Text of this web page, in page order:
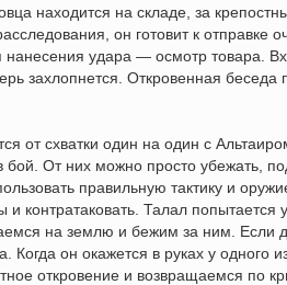
находится на складе, за
он готовит к отправке
удара — осмотр товара.
захлопнется. Откровенная беседа
от схватки один на один с
бой. От них можно просто убежать,
правильную тактику и
и контратаковать. Талал попытается
на землю и бежим за ним. Если
Когда он окажется в руках у одного
откровение и возвращаемся по